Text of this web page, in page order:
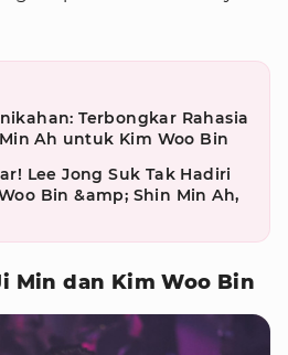
Terbongkar Rahasia
Ah untuk Kim Woo Bin
Lee Jong Suk Tak Hadiri
Bin &amp; Shin Min Ah,
Min dan Kim Woo Bin